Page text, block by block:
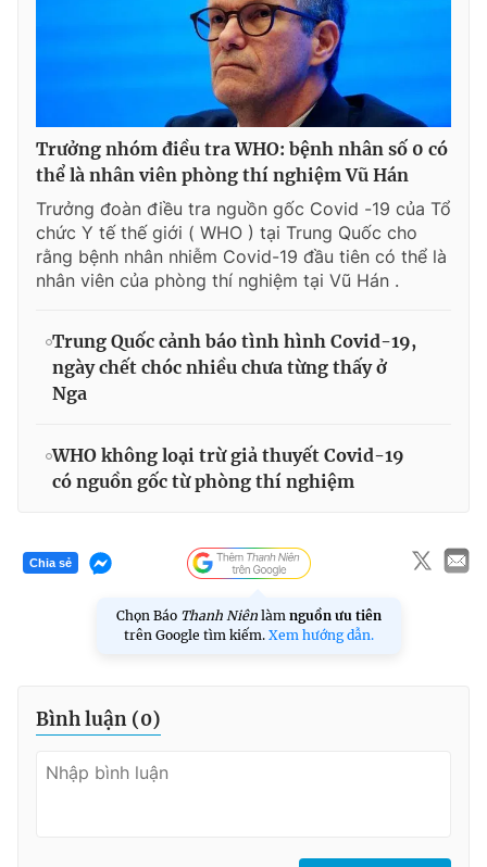
Trưởng nhóm điều tra WHO: bệnh nhân số 0 có
thể là nhân viên phòng thí nghiệm Vũ Hán
Trưởng đoàn điều tra nguồn gốc Covid -19 của Tổ
chức Y tế thế giới ( WHO ) tại Trung Quốc cho
rằng bệnh nhân nhiễm Covid-19 đầu tiên có thể là
nhân viên của phòng thí nghiệm tại Vũ Hán .
Trung Quốc cảnh báo tình hình Covid-19,
ngày chết chóc nhiều chưa từng thấy ở
Nga
WHO không loại trừ giả thuyết Covid-19
có nguồn gốc từ phòng thí nghiệm
Chia sẻ
Chọn Báo Thanh Niên làm nguồn ưu tiên
trên Google tìm kiếm. Xem hướng dẫn.
Bình luận (0)